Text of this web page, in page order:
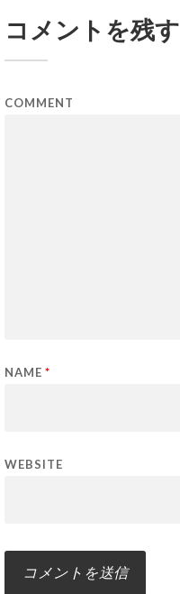
コメントを残す
COMMENT
NAME *
WEBSITE